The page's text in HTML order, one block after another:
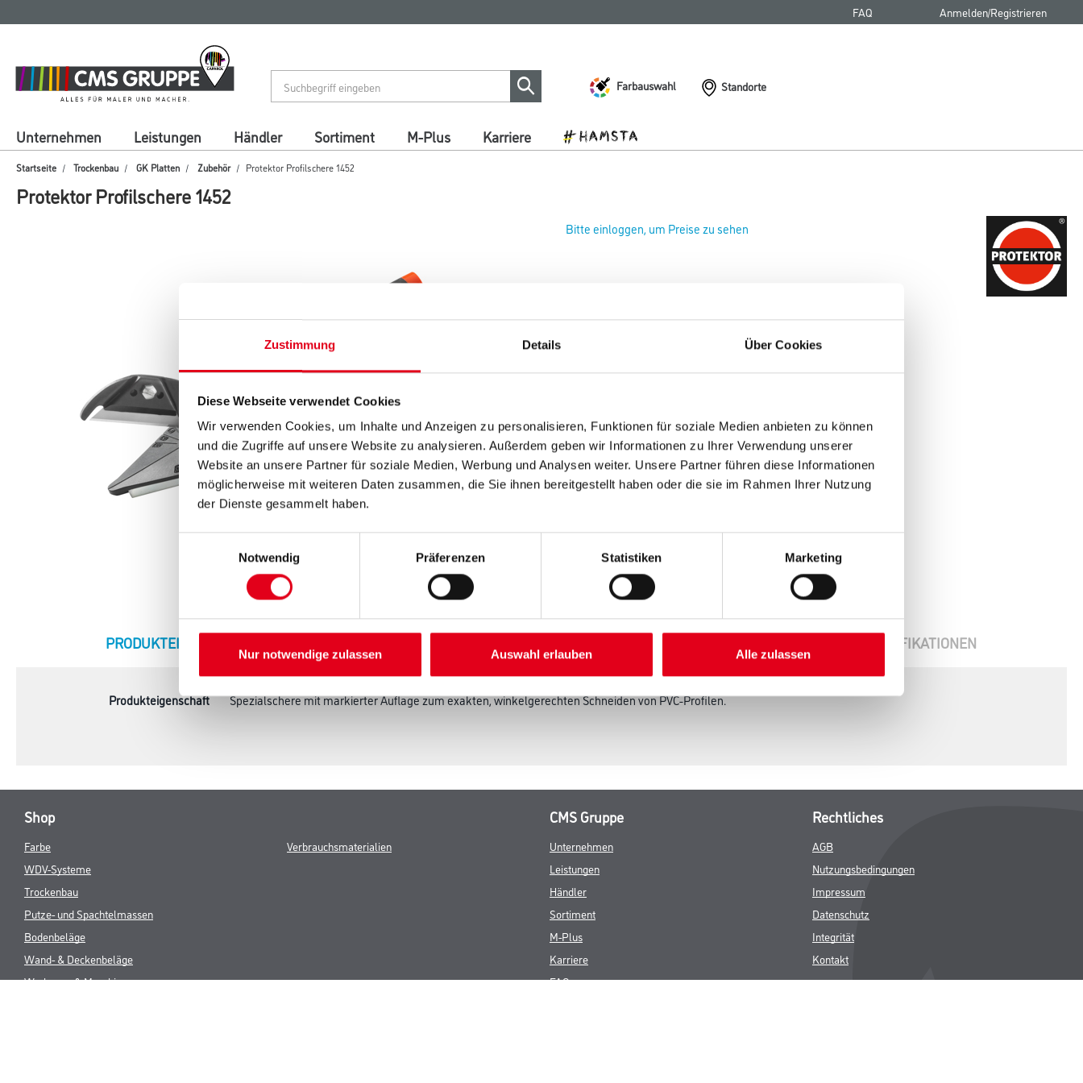
Zustimmung Details Über Cookies
Diese Webseite verwendet Cookies
Wir verwenden Cookies, um Inhalte und Anzeigen zu personalisieren, Funktionen für soziale Medien anbieten zu können
und die Zugriffe auf unsere Website zu analysieren. Außerdem geben wir Informationen zu Ihrer Verwendung unserer
Website an unsere Partner für soziale Medien, Werbung und Analysen weiter. Unsere Partner führen diese Informationen
möglicherweise mit weiteren Daten zusammen, die Sie ihnen bereitgestellt haben oder die sie im Rahmen Ihrer Nutzung
der Dienste gesammelt haben.
Notwendig
Präferenzen Statistiken Marketing
Nur notwendige zulassen Auswahl erlauben Alle zulassen
springen
springen
FAQ Anmelden/Registrieren
Farbauswahl Standorte
Unternehmen Leistungen Händler Sortiment M-Plus Karriere
Startseite Trockenbau GK Platten Zubehör Protektor Profilschere 1452
Protektor Profilschere 1452
Bitte einloggen, um Preise zu sehen
Protektor Profilschere 1452
Umrechnungsfaktoren
CURRENT
PRODUKTEIGENSCHAFTEN SPEZIFIKATIONEN
Produkteigenschaft Spezialschere mit markierter Auflage zum exakten, winkelgerechten Schneiden von PVC-Profilen.
Shop
Farbe
WDV-Systeme
Trockenbau
Putze- und Spachtelmassen
Bodenbeläge
Wand- & Deckenbeläge
Werkzeug & Maschinen
Verbrauchsmaterialien
CMS Gruppe
Unternehmen
Leistungen
Händler
Sortiment
M-Plus
Karriere
FAQ
Rechtliches
AGB
Nutzungsbedingungen
Impressum
Datenschutz
Integrität
Kontakt